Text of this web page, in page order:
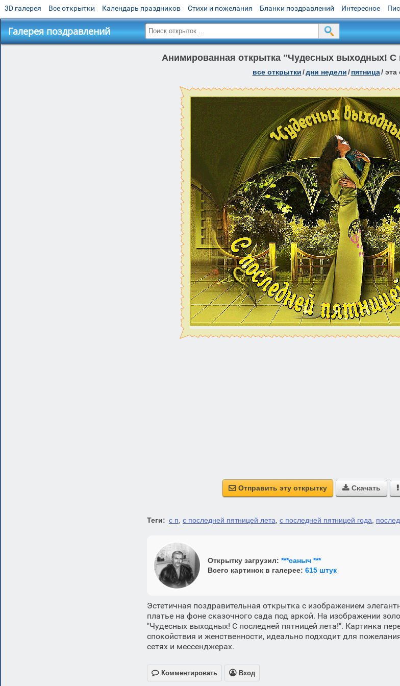
3D галерея Все открытки Календарь праздников Стихи и пожелания Бланки поздравлений Интересное
Галерея поздравлений
Анимированная открытка "Чудесных выходных! С
все открытки/дни недели/ пятница/ эта
 Отправить эту открытку  Скачать 
Теги: с п с последней пятницей лета с последней пятницей года
Открытку загрузил: ***саныч ***
Всего картинок в галерее: 615 штук
Эстетичная поздравительная открытка с изображением
платье на фоне сказочного сада под аркой. На изображении
"Чудесных выходных! С последней пятницей лета!". Картинка
спокойствия и женственности, идеально подходит для
сетях и мессенджерах.
 Комментировать  Вход